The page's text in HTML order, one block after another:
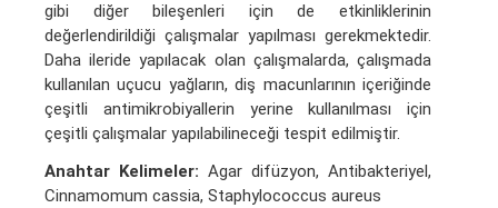
gibi diğer bileşenleri için de etkinliklerinin
değerlendirildiği çalışmalar yapılması gerekmektedir.
Daha ileride yapılacak olan çalışmalarda, çalışmada
kullanılan uçucu yağların, diş macunlarının içeriğinde
çeşitli antimikrobiyallerin yerine kullanılması için
çeşitli çalışmalar yapılabilineceği tespit edilmiştir.
Anahtar Kelimeler: Agar difüzyon, Antibakteriyel,
Cinnamomum cassia, Staphylococcus aureus